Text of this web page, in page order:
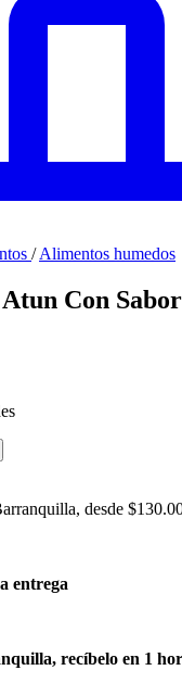
/ Alimentos humedos
Con
desde
entrega
recíbelo en 1